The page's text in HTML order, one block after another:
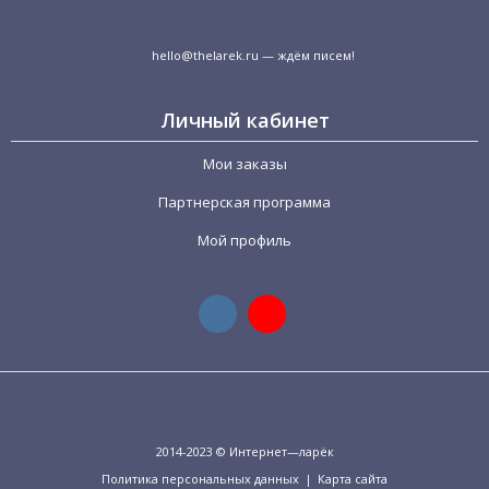
hello@thelarek.ru — ждём писем!
Личный кабинет
Мои заказы
Партнерская программа
Мой профиль
2014-2023 © Интернет—ларёк
Политика персональных данных | Карта сайта